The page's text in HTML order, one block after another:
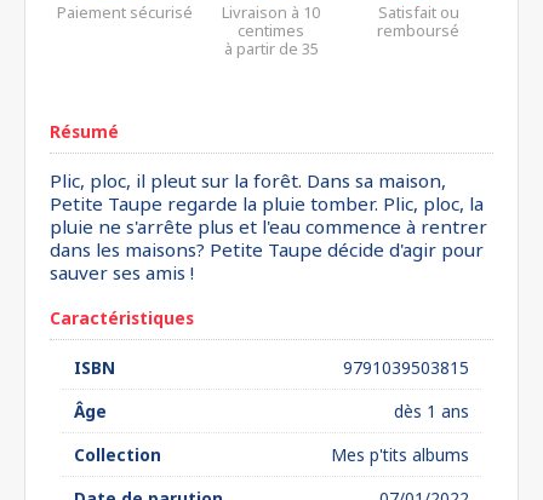
Paiement sécurisé
Livraison à 10
centimes
à partir de 35
Satisfait ou
remboursé
Résumé
Plic, ploc, il pleut sur la forêt. Dans sa maison,
Petite Taupe regarde la pluie tomber. Plic, ploc, la
pluie ne s'arrête plus et l'eau commence à rentrer
dans les maisons? Petite Taupe décide d'agir pour
sauver ses amis !
Caractéristiques
ISBN
9791039503815
Âge
dès 1 ans
Collection
Mes p'tits albums